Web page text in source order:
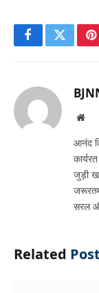
FacebookTwitter
आनंद
जुड़ी
सरल
Related